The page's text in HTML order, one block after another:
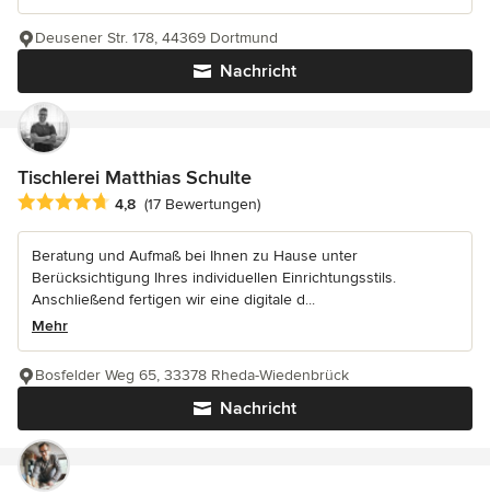
Nachricht
Deusener Str. 178, 44369 Dortmund
Tischlerei Matthias Schulte
Durchschnittliche Bewertung: 4.8 von 5 Sternen
4,8 (17 Bewertungen)
Beratung und Aufmaß bei Ihnen zu Hause unter
Berücksichtigung Ihres individuellen Einrichtungsstils.
Anschließend fertigen wir eine digitale d...
Mehr
Nachricht
Bosfelder Weg 65, 33378 Rheda-Wiedenbrück